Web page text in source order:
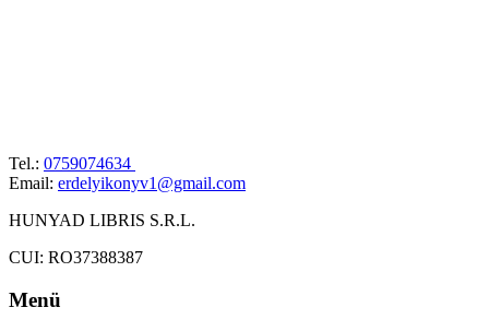
Tel.: 0759074634
Email: erdelyikonyv1@gmail.com
HUNYAD LIBRIS S.R.L.
CUI: RO37388387
Menü